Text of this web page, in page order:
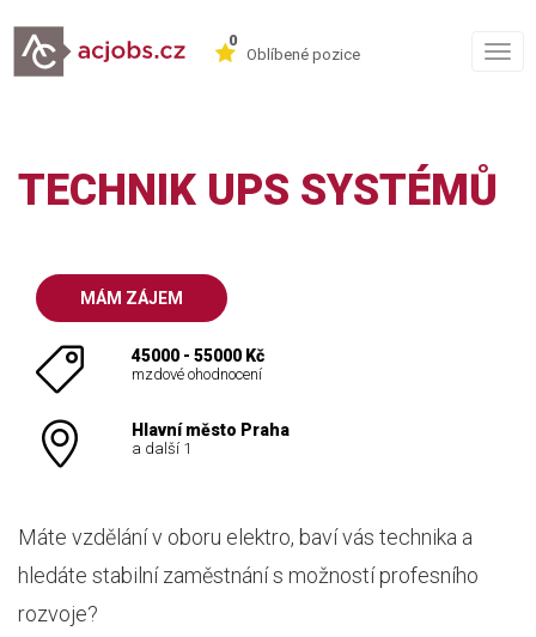
0
Oblíbené pozice
TECHNIK UPS SYSTÉMŮ
MÁM ZÁJEM
45000 - 55000 Kč
mzdové ohodnocení
Hlavní město Praha
a další 1
Máte vzdělání v oboru elektro, baví vás technika a
hledáte stabilní zaměstnání s možností profesního
rozvoje?